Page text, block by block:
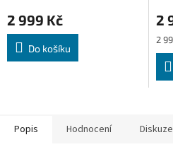
2 999 Kč
Do košíku
2
2
Popis Hodnocení Diskuze